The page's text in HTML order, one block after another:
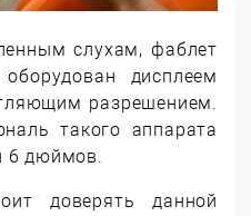
слухам, фаблет
дисплеем
разрешением.
такого аппарата
6 дюймов.
доверять данной